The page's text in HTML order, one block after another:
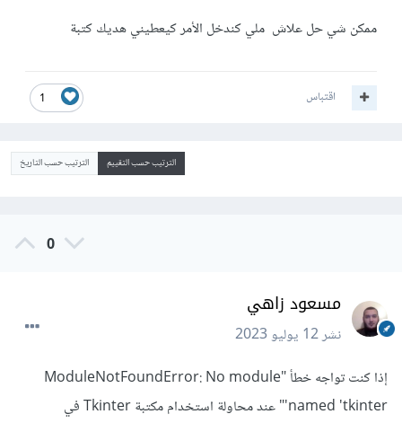
ممكن شي حل علاش ملي كندخل الأمر كيعطيني هديك كتبة
1 اقتباس
الترتيب حسب التقييم الترتيب حسب التاريخ
0
مسعود زاهي
نشر12 يوليو 2023
إذا كنت تواجه خطأ "ModuleNotFoundError: No module
named 'tkinter'" عند محاولة استخدام مكتبة Tkinter في